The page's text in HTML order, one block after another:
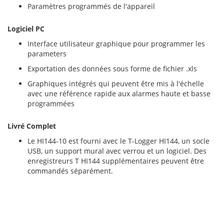
Paramètres programmés de l'appareil
Logiciel PC
Interface utilisateur graphique pour programmer les
parameters
Exportation des données sous forme de fichier .xls
Graphiques intégrés qui peuvent être mis à l'échelle
avec une référence rapide aux alarmes haute et basse
programmées
Livré Complet
Le HI144-10 est fourni avec le T-Logger HI144, un socle
USB, un support mural avec verrou et un logiciel. Des
enregistreurs T HI144 supplémentaires peuvent être
commandés séparément.